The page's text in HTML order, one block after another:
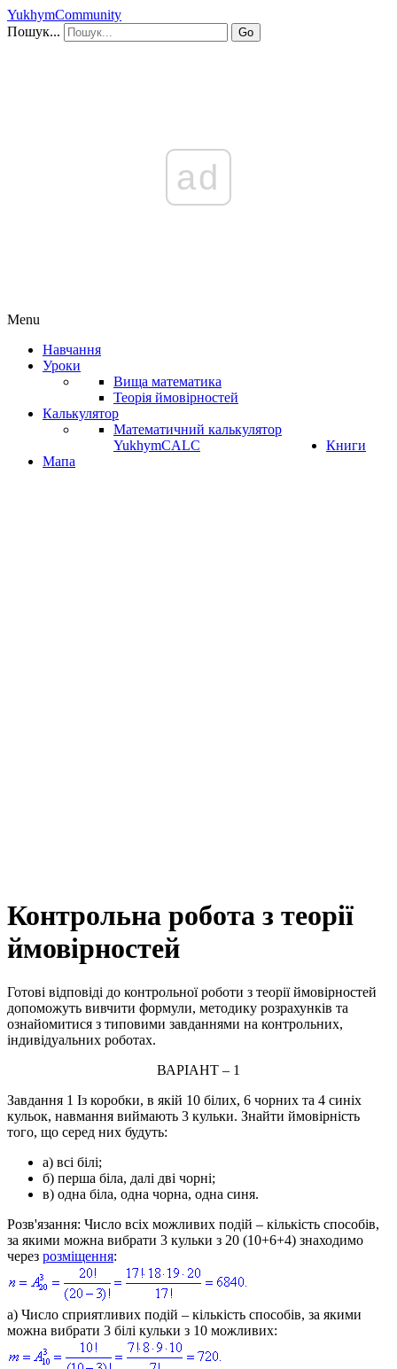
YukhymCommunity
Пошук...
Go
ad
Menu
Навчання
Уроки
Вища математика
Теорія ймовірностей
Калькулятор
Математичний калькулятор
YukhymCALC
Книги
Мапа
Контрольна робота з теорії
ймовірностей
Готові відповіді до контрольної роботи з теорії ймовірностей
допоможуть вивчити формули, методику розрахунків та
ознайомитися з типовими завданнями на контрольних,
індивідуальних роботах.
ВАРІАНТ – 1
Завдання 1 Із коробки, в якій 10 білих, 6 чорних та 4 синіх
кульок, навмання виймають 3 кульки. Знайти ймовірність
того, що серед них будуть:
а) всі білі;
б) перша біла, далі дві чорні;
в) одна біла, одна чорна, одна синя.
Розв'язання: Число всіх можливих подій – кількість способів,
за якими можна вибрати 3 кульки з 20 (10+6+4) знаходимо
через розміщення:
а) Число сприятливих подій – кількість способів, за якими
можна вибрати 3 білі кульки з 10 можливих: